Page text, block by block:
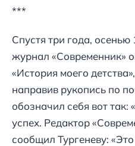
***
Спустя три года, осенью
журнал «Современник»
«История моего
направив рукопись по
обозначил себя вот так:
успех. Редактор
сообщил Тургеневу: